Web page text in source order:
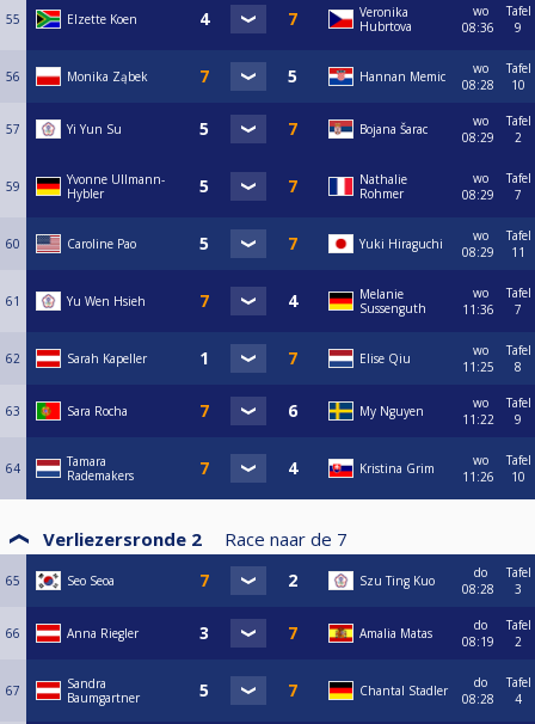
55 Elzette Koen
Veronika
Hubrtova
wo
08:36
Tafel
9
56 Monika Ząbek Hannan Memic
wo
08:28
Tafel
10
57 Yi Yun Su Bojana Šarac
wo
08:29
Tafel
2
59
Yvonne Ullmann-
Hybler
Nathalie
Rohmer
wo
08:29
Tafel
7
60 Caroline Pao Yuki Hiraguchi
wo
08:29
Tafel
11
61 Yu Wen Hsieh
Melanie
Sussenguth
wo
11:36
Tafel
7
62 Sarah Kapeller Elise Qiu
wo
11:25
Tafel
8
63 Sara Rocha My Nguyen
wo
11:22
Tafel
9
64
Tamara
Rademakers
Kristina Grim
wo
11:26
Tafel
10
Verliezersronde 2 Race naar de 7
65 Seo Seoa Szu Ting Kuo
do
08:28
Tafel
3
66 Anna Riegler Amalia Matas
do
08:19
Tafel
2
67
Sandra
Baumgartner
Chantal Stadler
do
08:28
Tafel
4